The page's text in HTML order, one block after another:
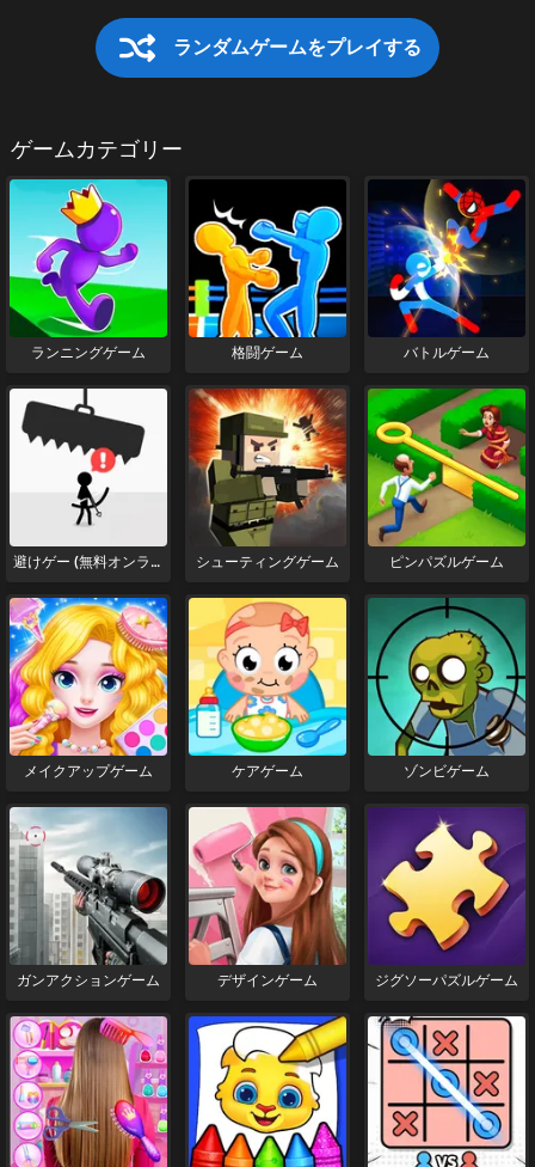
ランダムゲームをプレイする
ゲームカテゴリー
ランニングゲーム 格闘ゲーム バトルゲーム
避けゲー (無料オンライ
シューティングゲーム ピンパズルゲーム
メイクアップゲーム ケアゲーム ゾンビゲーム
ガンアクションゲーム デザインゲーム ジグソーパズルゲーム